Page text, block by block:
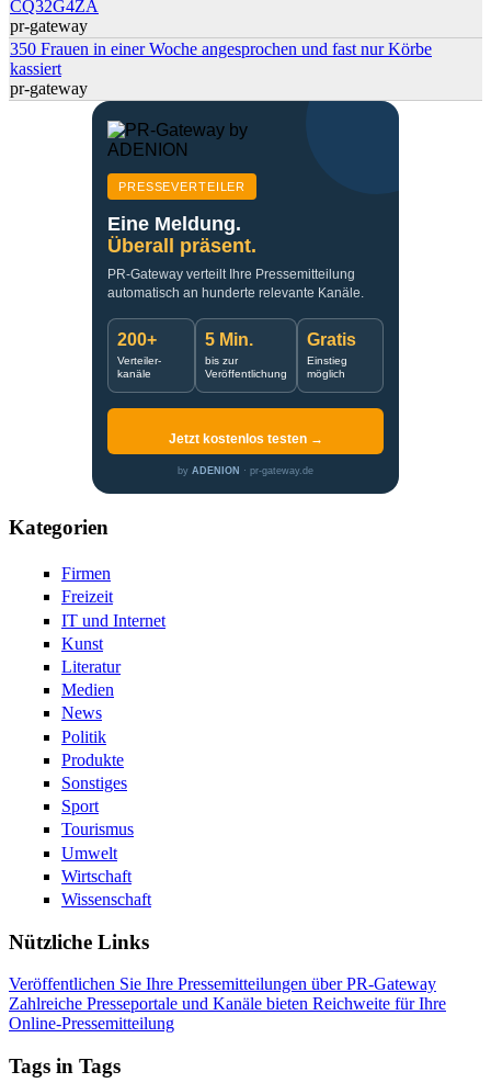
CQ32G4ZA
pr-gateway
350 Frauen in einer Woche angesprochen und fast nur Körbe
kassiert
pr-gateway
PRESSEVERTEILER
Eine Meldung.
Überall präsent.
PR-Gateway verteilt Ihre Pressemitteilung
automatisch an hunderte relevante Kanäle.
200+
Verteiler-
kanäle
5 Min.
bis zur
Veröffentlichung
Gratis
Einstieg
möglich
Jetzt kostenlos testen →
by ADENION · pr-gateway.de
Kategorien
Firmen
Freizeit
IT und Internet
Kunst
Literatur
Medien
News
Politik
Produkte
Sonstiges
Sport
Tourismus
Umwelt
Wirtschaft
Wissenschaft
Nützliche Links
Veröffentlichen Sie Ihre Pressemitteilungen über PR-Gateway
Zahlreiche Presseportale und Kanäle bieten Reichweite für Ihre
Online-Pressemitteilung
Tags in Tags